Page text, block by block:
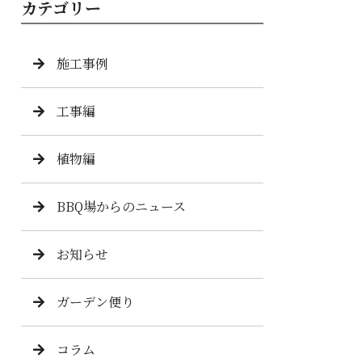
カテゴリー
施工事例
工事編
植物編
BBQ場からのニュース
お知らせ
ガーデン便り
コラム